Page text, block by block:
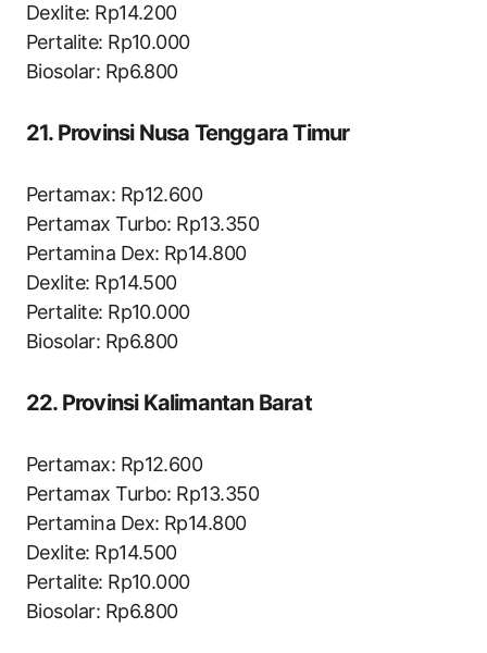
Dexlite: Rp14.200
Pertalite: Rp10.000
Biosolar: Rp6.800
21. Provinsi Nusa Tenggara Timur
Pertamax: Rp12.600
Pertamax Turbo: Rp13.350
Pertamina Dex: Rp14.800
Dexlite: Rp14.500
Pertalite: Rp10.000
Biosolar: Rp6.800
22. Provinsi Kalimantan Barat
Pertamax: Rp12.600
Pertamax Turbo: Rp13.350
Pertamina Dex: Rp14.800
Dexlite: Rp14.500
Pertalite: Rp10.000
Biosolar: Rp6.800